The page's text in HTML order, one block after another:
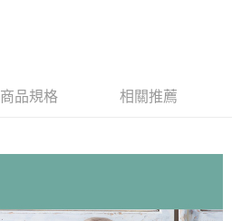
商品規格 相關推薦